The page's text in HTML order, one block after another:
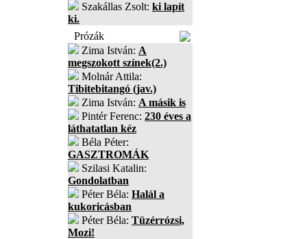
Szakállas Zsolt: ki lapít
ki.
Prózák
Zima István: A
megszokott színek(2.)
Molnár Attila:
Tibitebitangó (jav.)
Zima István: A másik is
Pintér Ferenc: 230 éves a
láthatatlan kéz
Béla Péter:
GASZTROMÁK
Szilasi Katalin:
Gondolatban
Péter Béla: Halál a
kukoricásban
Péter Béla: Tüzérrózsi,
Mozi!